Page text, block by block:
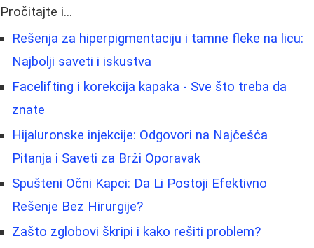
Pročitajte i...
Rešenja za hiperpigmentaciju i tamne fleke na licu:
Najbolji saveti i iskustva
Facelifting i korekcija kapaka - Sve što treba da
znate
Hijaluronske injekcije: Odgovori na Najčešća
Pitanja i Saveti za Brži Oporavak
Spušteni Očni Kapci: Da Li Postoji Efektivno
Rešenje Bez Hirurgije?
Zašto zglobovi škripi i kako rešiti problem?